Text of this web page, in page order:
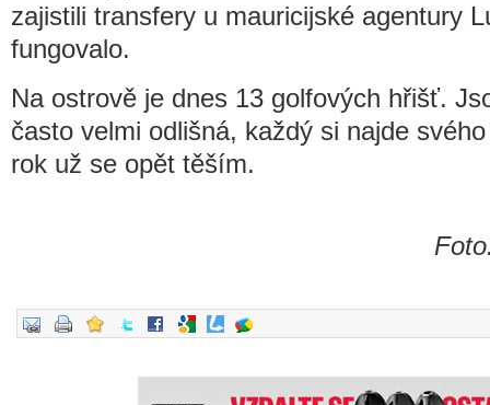
zajistili transfery u mauricijské agentury
fungovalo.
Na ostrově je dnes 13 golfových hřišť.
často velmi odlišná, každý si najde
rok už se opět těším.